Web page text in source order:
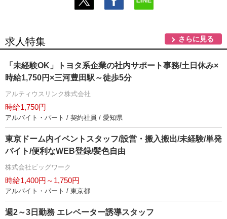
求人特集 さらに見る
「未経験OK」トヨタ系企業の社内サポート事務/土日休み×
時給1,750円×三河豊田駅～徒歩5分
アルティウスリンク株式会社
時給1,750円
アルバイト・パート / 契約社員 / 愛知県
東京ドーム内イベントスタッフ/設営・搬入搬出/未経験/単発
バイト/便利なWEB登録/髪色自由
株式会社ビッグワーク
時給1,400円～1,750円
アルバイト・パート / 東京都
週2～3日勤務 エレベーター誘導スタッフ